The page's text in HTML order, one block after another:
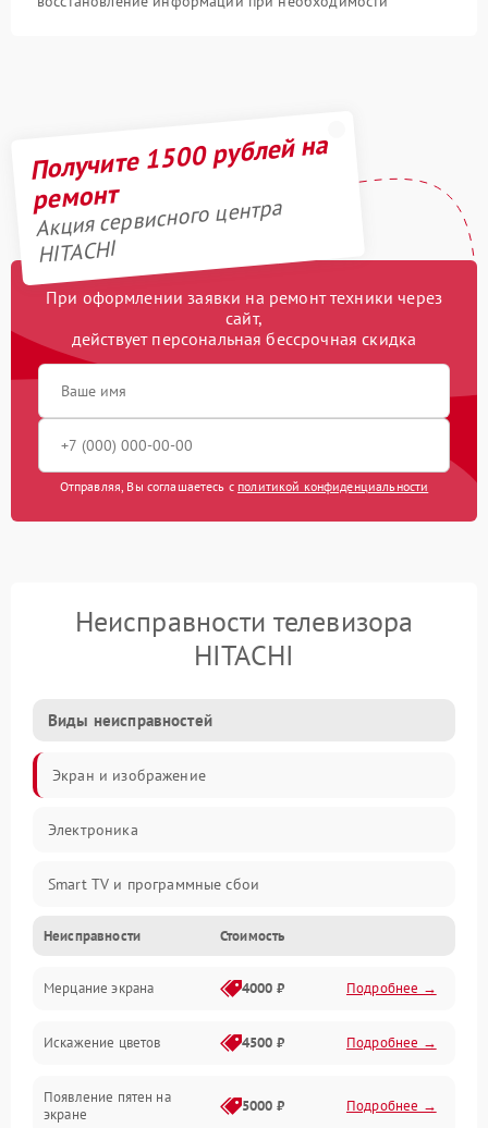
Получите 1500 рублей на
ремонт
Акция сервисного центра
HITACHI
При оформлении заявки на ремонт техники через
сайт,
действует персональная бессрочная скидка
Отправляя, Вы соглашаетесь с политикой конфиденциальности
Неисправности телевизора
HITACHI
Виды неисправностей
Экран и изображение
Электроника
Smart TV и программные сбои
Питание и запуск
Подсветка и LED-модули
Звук и аудиосистема
Сигнал и приём каналов
Неисправности Стоимость
Мерцание экрана 4000 ₽ Подробнее →
Искажение цветов 4500 ₽ Подробнее →
Появление пятен на
экране
5000 ₽ Подробнее →